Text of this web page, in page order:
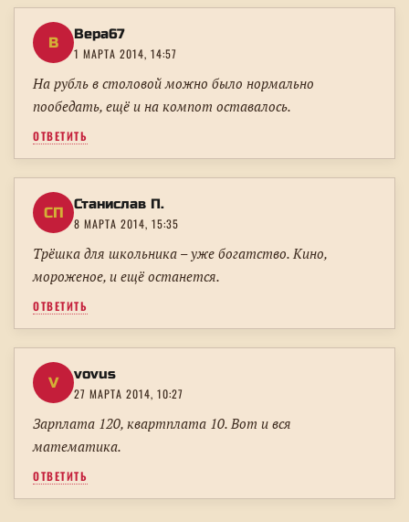
В Вера67
1 МАРТА 2014, 14:57
На рубль в столовой можно было нормально
пообедать, ещё и на компот оставалось.
ОТВЕТИТЬ
СП Станислав П.
8 МАРТА 2014, 15:35
Трёшка для школьника – уже богатство. Кино,
мороженое, и ещё останется.
ОТВЕТИТЬ
V vovus
27 МАРТА 2014, 10:27
Зарплата 120, квартплата 10. Вот и вся
математика.
ОТВЕТИТЬ